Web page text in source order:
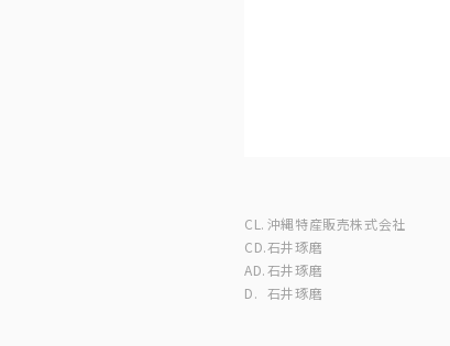
CL.
CD.
AD.
D.
沖縄特産販売株式会社
石井琢磨
石井琢磨
石井琢磨